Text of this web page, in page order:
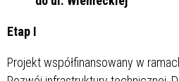
Etap I
Projekt współfinansowany w